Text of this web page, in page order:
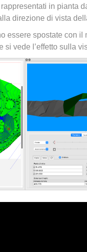
in pianta
direzione di vista
essere spostate con il
si vede l’effetto sulla